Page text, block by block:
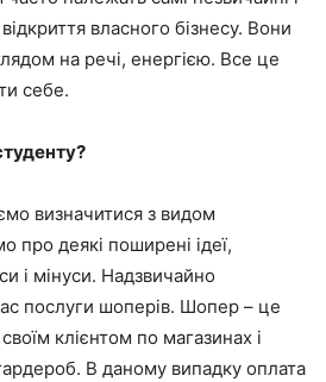
власного бізнесу. Вони
на речі, енергією. Все це
себе.
визначитися з видом
про деякі поширені ідеї,
і мінуси. Надзвичайно
послуги шоперів. Шопер – це
клієнтом по магазинах і
В даному випадку оплата